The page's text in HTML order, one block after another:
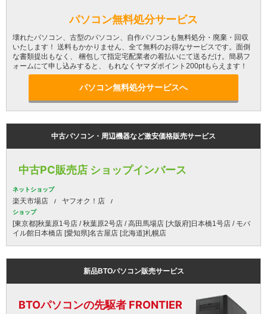
パソコン無料処分サービス
壊れたパソコン、古型のパソコン、自作パソコンも無料処分・廃棄・回収
いたします！ 送料もかかりません、全て無料のお得なサービスです。面倒
な書類提出もなく、 梱包して指定宅配業者の着払いにて送るだけ。簡易フ
ォームにて申し込みすると、 もれなくヤマダポイント200ptもらえます！
パソコン無料処分サービスへ
中古パソコン・周辺機器など激安価格販売サービス
中古PC販売店 ショップインバース
ネットショップ
楽天市場店 ヤフオク！店
ショップ
[東京都]秋葉原1号店 / 秋葉原2号店 / 高田馬場店 [大阪府]日本橋1号店 / モバ
イル館日本橋店 [愛知県]名古屋店 [北海道]札幌店
新品BTOパソコン販売サービス
BTOパソコンの先駆者 FRONTIER